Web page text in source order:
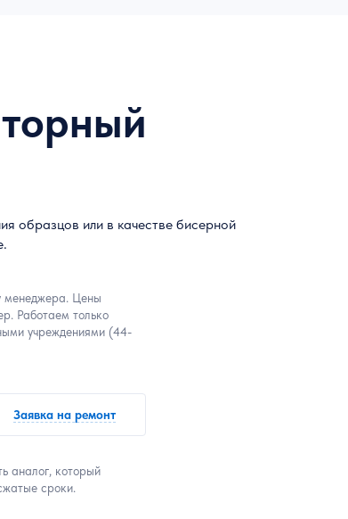
образцов или в качестве бисерной
менеджера. Цены
Работаем только
учреждениями (44-
Заявка на ремонт
аналог, который
сроки.